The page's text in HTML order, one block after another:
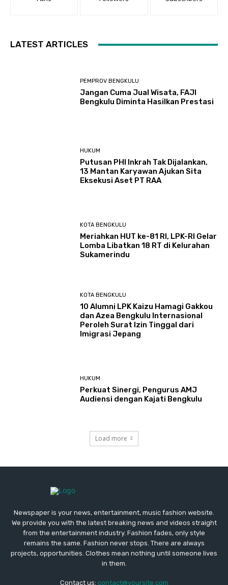
LATEST ARTICLES
PEMPROV BENGKULU
Jangan Cuma Jual Wisata, FAJI
Bengkulu Diminta Hasilkan Prestasi
HUKUM
Putusan PHI Inkrah Tak Dijalankan,
13 Mantan Karyawan Ajukan Sita
Eksekusi Aset PT RAA
KOTA BENGKULU
Meriahkan HUT ke-81 RI, LPK-RI Gelar
Lomba Libatkan 18 RT di Kelurahan
Sukamerindu
KOTA BENGKULU
‎10 Alumni LPK Kaizu Hamagi Gakkou
dan Azea Bengkulu Internasional
Peroleh Surat Izin Tinggal dari
Imigrasi Jepang
HUKUM
Perkuat Sinergi, Pengurus AMJ
Audiensi dengan Kajati Bengkulu
Load more
Newspaper is your news, entertainment, music fashion website.
We provide you with the latest breaking news and videos straight
from the entertainment industry. Fashion fades, only style
remains the same. Fashion never stops. There are always
projects, opportunities. Clothes mean nothing until someone lives
in them.
Contact us: contact@yoursite.com